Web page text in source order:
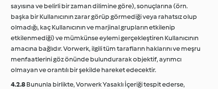
sayısına ve belirli bir zaman dilimine göre), sonuçlarına (örn.
başka bir Kullanıcının zarar görüp görmediği veya rahatsız olup
olmadığı, kaç Kullanıcının ve marjinal grupların etkilenip
etkilenmediği) ve mümkünse eylemi gerçekleştiren Kullanıcının
amacına bağlıdır. Vorwerk, ilgili tüm tarafların haklarını ve meşru
menfaatlerini göz önünde bulundurarak objektif, ayrımcı
olmayan ve orantılı bir şekilde hareket edecektir.
4.2.8Bununla birlikte, Vorwerk Yasaklı İçeriği tespit ederse,